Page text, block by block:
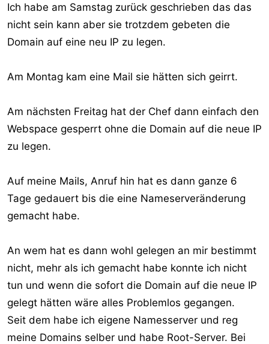
Ich habe am Samstag zurück geschrieben das das
nicht sein kann aber sie trotzdem gebeten die
Domain auf eine neu IP zu legen.
Am Montag kam eine Mail sie hätten sich geirrt.
Am nächsten Freitag hat der Chef dann einfach den
Webspace gesperrt ohne die Domain auf die neue IP
zu legen.
Auf meine Mails, Anruf hin hat es dann ganze 6
Tage gedauert bis die eine Nameserveränderung
gemacht habe.
An wem hat es dann wohl gelegen an mir bestimmt
nicht, mehr als ich gemacht habe konnte ich nicht
tun und wenn die sofort die Domain auf die neue IP
gelegt hätten wäre alles Problemlos gegangen.
Seit dem habe ich eigene Namesserver und reg
meine Domains selber und habe Root-Server. Bei